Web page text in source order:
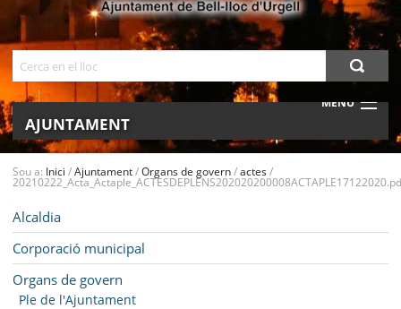
MENU
AJUNTAMENT
BELL-LLOC SOLUCIONA
Sou a: Inici /Ajuntament/Organs de govern/actes/
Alcaldia
Corporació municipal
Organs de govern
Ple de l'Ajuntament